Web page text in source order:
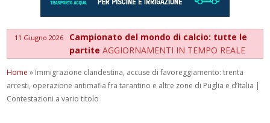
11 Giugno 2026
Campionato del mondo di calcio: tutte le
partiteAGGIORNAMENTI IN TEMPO REALE
Home » Immigrazione clandestina, accuse di favoreggiamento: trenta
arresti, operazione antimafia fra tarantino e altre zone di Puglia e d’Italia |
Contestazioni a vario titolo